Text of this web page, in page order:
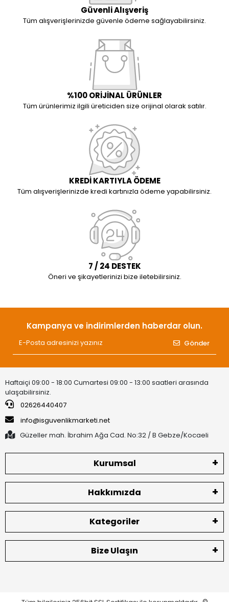
Güvenli Alışveriş
Tüm alışverişlerinizde güvenle ödeme sağlayabilirsiniz.
%100 ORİJİNAL ÜRÜNLER
Tüm ürünlerimiz ilgili üreticiden size orijinal olarak satılır.
KREDİ KARTIYLA ÖDEME
Tüm alışverişlerinizde kredi kartınızla ödeme yapabilirsiniz.
7 / 24 DESTEK
Öneri ve şikayetlerinizi bize iletebilirsiniz.
Kampanya ve indirimlerden haberdar olun.
Gönder
Haftaiçi 09:00 - 18:00 Cumartesi 09:00 - 13:00 saatleri arasında
ulaşabilirsiniz.
02626440407
info@isguvenlikmarketi.net
Güzeller mah. İbrahim Ağa Cad. No:32 / B Gebze/Kocaeli
Kurumsal
Hakkımızda
Kategoriler
Bize Ulaşın